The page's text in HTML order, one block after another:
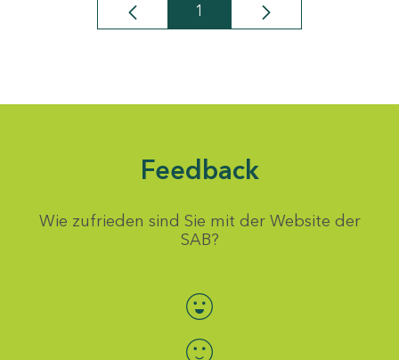
Seite
1
Feedback
Wie zufrieden sind Sie mit der Website der
SAB?
Bewertung auswählen